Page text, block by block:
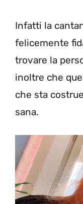
Infatti la
felicemente
trovare la
inoltre che
che sta
sana.